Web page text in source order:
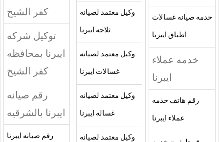
خدمه صيانه غسالات
اطباق ايبرنا
خدمه عملاء
ايبرنا
رقم هاتف خدمه
عملاء ايبرنا
وكيل معتمد لصيانه
ثلاجه ايبرنا
وكيل معتمد لصيانه
غسالات ايبرنا
وكيل معتمد لصيانه
غساله ايبرنا
وكيل معتمد لصيانه
كفر الشيخ
توكيل شركه
ايبرنا بمحافظه
كفر الشيخ
رقم صيانه
ايبرنا بالشرقيه
رقم صيانه ايبرنا